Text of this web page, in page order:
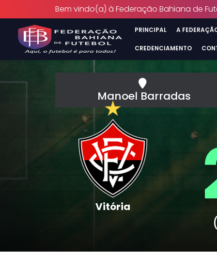
Bem vindo(a) à Federação Bahiana de
PRINCIPAL A
CREDENCIAMENTO
Manoel Barradas
Vitória